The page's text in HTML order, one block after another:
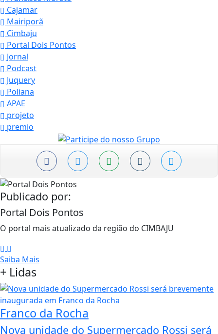
Cajamar
Mairiporã
Cimbaju
Portal Dois Pontos
Jornal
Podcast
Juquery
Poliana
APAE
projeto
premio
Publicado por:
Portal Dois Pontos
O portal mais atualizado da região do CIMBAJU
Saiba Mais
+ Lidas
Franco da Rocha
Nova unidade do Supermercado Rossi será